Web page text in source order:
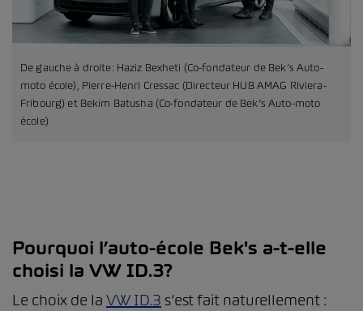
De gauche à droite: Haziz Bexheti (Co-fondateur de Bek’s Auto-
moto école), Pierre-Henri Cressac (Directeur HUB AMAG Riviera-
Fribourg) et Bekim Batusha (Co-fondateur de Bek’s Auto-moto
école)
Pourquoi l’auto-école Bek's a-t-elle
choisi la VW ID.3?
Le choix de la VW ID.3 s’est fait naturellement :